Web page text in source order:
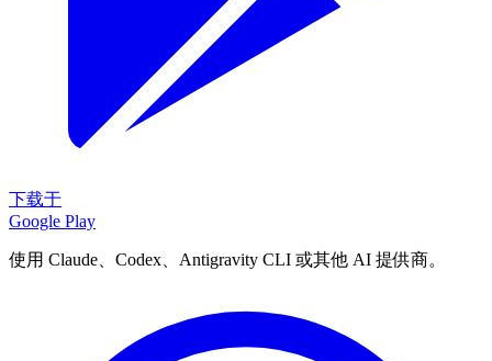
下载于
Google Play
使用 Claude、Codex、Antigravity CLI 或其他 AI 提供商。